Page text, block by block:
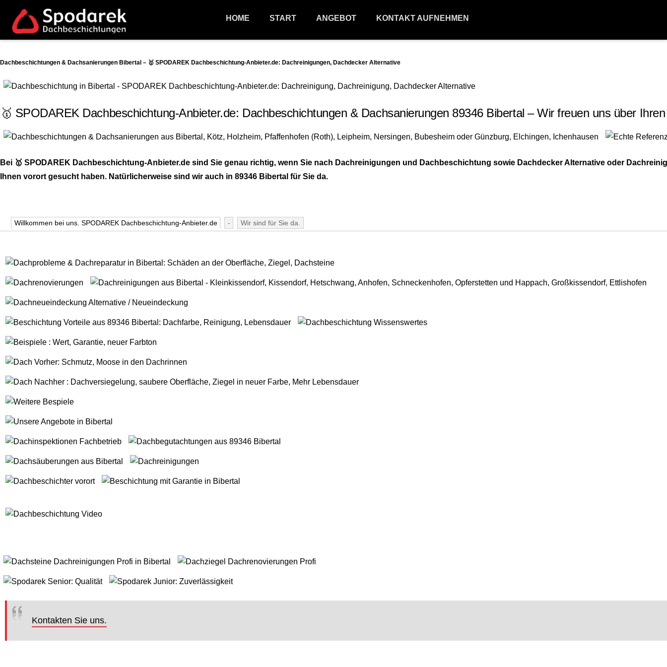
HOME START ANGEBOT KONTAKT AUFNEHMEN
Dachbeschichtungen & Dachsanierungen Bibertal – 🥇 SPODAREK Dachbeschichtung-Anbieter.de: Dachreinigungen, Dachdecker Alternative
🥇 SPODAREK Dachbeschichtung-Anbieter.de: Dachbeschichtungen & Dachsanierungen 89346 Bibertal – Wir freuen uns über
Bei 🥇 SPODAREK Dachbeschichtung-Anbieter.de sind Sie genau richtig, wenn Sie nach Dachreinigungen und Dachbeschichtung sowie Dachdecker Alternative oder
Ihnen vorort gesucht haben. Natürlicherweise sind wir auch in 89346 Bibertal für Sie da.
Willkommen bei uns. SPODAREK Dachbeschichtung-Anbieter.de - Wir sind für Sie da.
Kontakten Sie uns.